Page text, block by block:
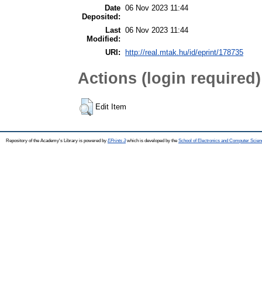
Date
Deposited:
06 Nov 2023 11:44
Last
Modified:
06 Nov 2023 11:44
URI: http://real.mtak.hu/id/eprint/178735
Actions (login required)
Edit Item
Repository of the Academy's Library is powered by EPrints 3which is developed by the School of Electronics and Computer